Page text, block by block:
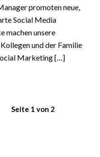
promoten neue,
Social Media
machen unsere
und der Familie
Marketing […]
Seite 1 von 2